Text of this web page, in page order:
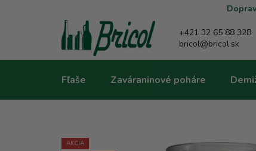
+421 32 65 88 328
bricol@bricol.sk
Fľaše Zaváraninové poháre
AKCIA